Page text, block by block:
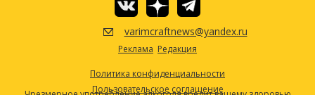
varimcraftnews@yandex.ru
Реклама Редакция
Политика конфиденциальности
Пользовательское соглашение